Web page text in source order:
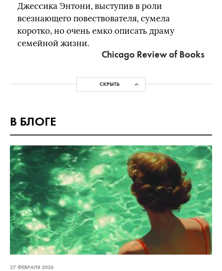
Джессика Энтони, выступив в роли
всезнающего повествователя, сумела
коротко, но очень емко описать драму
семейной жизни.
Chicago Review of Books
СКРЫТЬ
В БЛОГЕ
27 ФЕВРАЛЯ 2026